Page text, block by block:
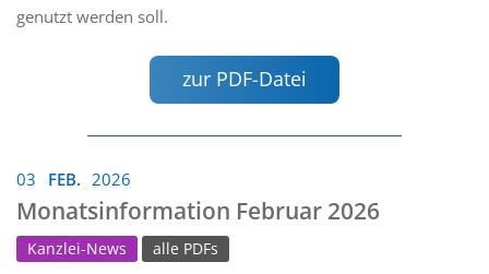
genutzt werden soll.
zur PDF-Datei
03 FEB. 2026
Monatsinformation Februar 2026
Kanzlei-News alle PDFs